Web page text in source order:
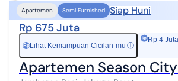
Apartemen Semi Furnished Siap Huni
Rp 675 Juta
Rp Lihat Kemampuan Cicilan-mu ⓘ
Rp 4
Apartemen Season